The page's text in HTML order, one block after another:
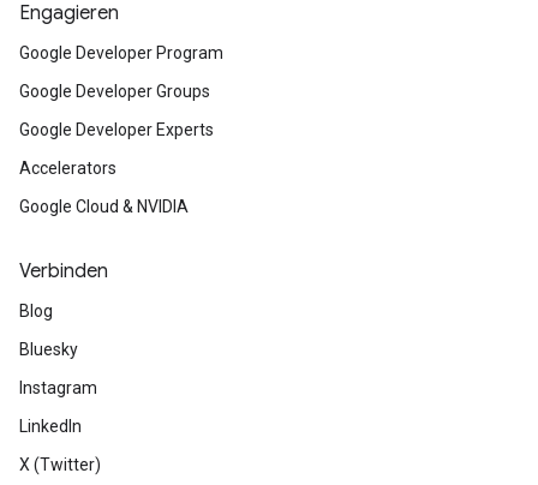
Engagieren
Google Developer Program
Google Developer Groups
Google Developer Experts
Accelerators
Google Cloud & NVIDIA
Verbinden
Blog
Bluesky
Instagram
LinkedIn
X (Twitter)